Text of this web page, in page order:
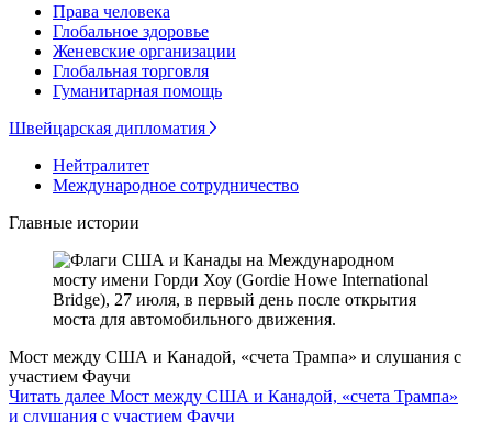
Права человека
Глобальное здоровье
Женевские организации
Глобальная торговля
Гуманитарная помощь
Швейцарская дипломатия
Нейтралитет
Международное сотрудничество
Главные истории
Мост между США и Канадой, «счета Трампа» и слушания с
участием Фаучи
Читать далее Мост между США и Канадой, «счета Трампа»
и слушания с участием Фаучи